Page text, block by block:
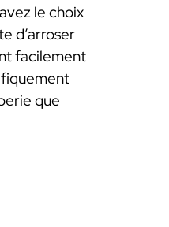
le choix
d’arroser
facilement
que